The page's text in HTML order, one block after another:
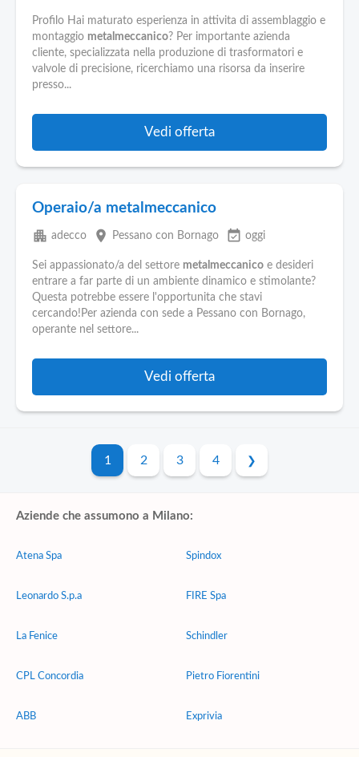
Profilo Hai maturato esperienza in attivita di assemblaggio e
montaggio metalmeccanico? Per importante azienda
cliente, specializzata nella produzione di trasformatori e
valvole di precisione, ricerchiamo una risorsa da inserire
presso...
Vedi offerta
Operaio/a metalmeccanico
apartment adecco place Pessano con Bornago event_available oggi
Sei appassionato/a del settore metalmeccanico e desideri
entrare a far parte di un ambiente dinamico e stimolante?
Questa potrebbe essere l'opportunita che stavi
cercando!Per azienda con sede a Pessano con Bornago,
operante nel settore...
Vedi offerta
1 2 3 4
Aziende che assumono a Milano:
Atena Spa
Leonardo S.p.a
La Fenice
CPL Concordia
ABB
Spindox
FIRE Spa
Schindler
Pietro Fiorentini
Exprivia